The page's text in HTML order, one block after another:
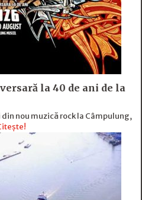
la 40 de ani de la
nou muzică rock la Câmpulung,